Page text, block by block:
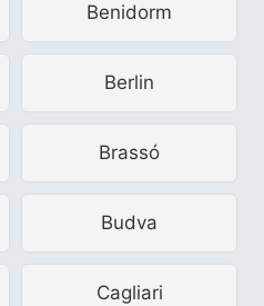
Benidorm
Berlin
Brassó
Budva
Cagliari